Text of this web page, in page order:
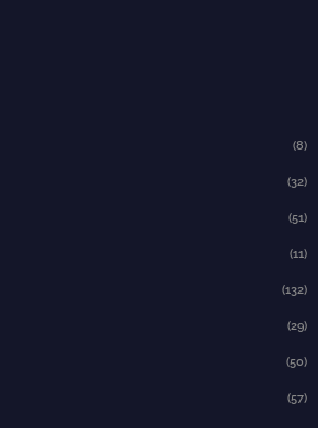
(8)
(32)
(51)
(11)
(132)
(29)
(50)
(57)